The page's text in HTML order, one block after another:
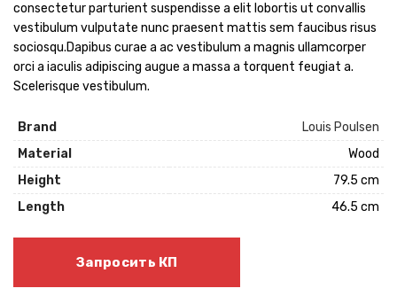
consectetur parturient suspendisse a elit lobortis ut convallis
vestibulum vulputate nunc praesent mattis sem faucibus risus
sociosqu.Dapibus curae a ac vestibulum a magnis ullamcorper
orci a iaculis adipiscing augue a massa a torquent feugiat a.
Scelerisque vestibulum.
Brand
Louis Poulsen
Material
Wood
Height
79.5 cm
Length
46.5 cm
Запросить КП